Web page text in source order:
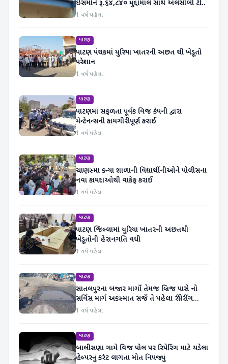
ઇસમોને રૂ.૬૪,૮૪૦ મુદ્દામાલ સાથે એલસીબી ટીમે
પકડ્યા
1 વર્ષ પહેલા
પાટણ
પાટણ પંથકમાં યુરિયા ખાતરની અછત થી ખેડૂતો
પરેશાન
1 વર્ષ પહેલા
પાટણ
પાટણમાં સફળતા પૂર્વક વિજ કંપની દ્વારા
મેન્ટેનન્સની કામગીરી પૂર્ણ કરાઈ
1 વર્ષ પહેલા
પાટણ
ચાણસ્મા કન્યા શાળાની વિદ્યાર્થીનીઓને પોલીસના
નવા કાયદાઓથી વાકેફ કરાઈ
1 વર્ષ પહેલા
પાટણ
પાટણ જિલ્લામાં યુરિયા ખાતરની અછતથી
ખેડૂતોની હેરાનગતિ વધી
1 વર્ષ પહેલા
પાટણ
સાતલપુરના બજાર માર્ગો તેમજ બ્રિજ પાસે નો
સર્વિસ માર્ગ અકસ્માત સર્જે તે પહેલા રીપેરીંગ
કરાવવાની માંગ ઉઠી
1 વર્ષ પહેલા
પાટણ
બાલીસણા ગામે વિજ પોલ પર રિપેરિંગ માટે ચડેલા
હેલ્પરનું કરંટ લાગતા મોત નિપજ્યું